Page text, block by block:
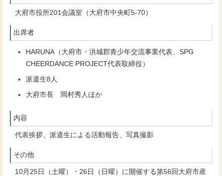
大府市役所201会議室（大府市中央町5-70）
出席者
HARUNA（大府市・洪城郡青少年交流事業代表、SPG
CHEERDANCE PROJECT代表取締役）
派遣生8人
大府市長 岡村秀人ほか
内容
代表挨拶、派遣生による活動報告、写真撮影
その他
10月25日（土曜）・26日（日曜）に開催する第56回大府市産